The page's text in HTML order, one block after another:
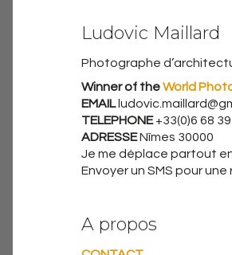
Ludovic Maillard
Photographe
Winner of theWorld
EMAIL
TELEPHONE+33(0)6 68
ADRESSENîmes 30000
Je me déplace partout
Envoyer un SMS pour
A propos